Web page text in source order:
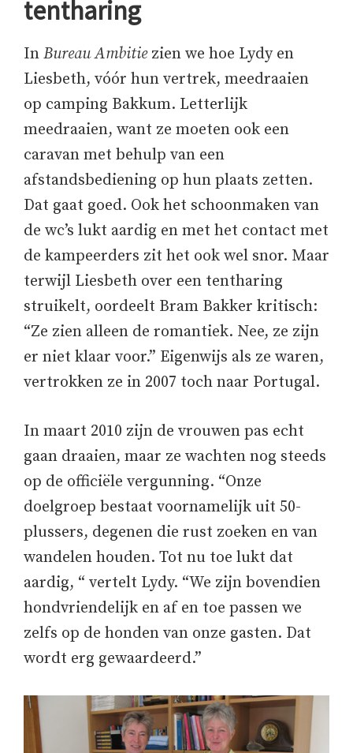
tentharing
In Bureau Ambitiezien we hoe Lydy en
Liesbeth, vóór hun vertrek, meedraaien
op camping Bakkum. Letterlijk
meedraaien, want ze moeten ook een
caravan met behulp van een
afstandsbediening op hun plaats zetten.
Dat gaat goed. Ook het schoonmaken van
de wc’s lukt aardig en met het contact met
de kampeerders zit het ook wel snor. Maar
terwijl Liesbeth over een tentharing
struikelt, oordeelt Bram Bakker kritisch:
“Ze zien alleen de romantiek. Nee, ze zijn
er niet klaar voor.” Eigenwijs als ze waren,
vertrokken ze in 2007 toch naar Portugal.
In maart 2010 zijn de vrouwen pas echt
gaan draaien, maar ze wachten nog steeds
op de officiële vergunning. “Onze
doelgroep bestaat voornamelijk uit 50-
plussers, degenen die rust zoeken en van
wandelen houden. Tot nu toe lukt dat
aardig, “ vertelt Lydy. “We zijn bovendien
hondvriendelijk en af en toe passen we
zelfs op de honden van onze gasten. Dat
wordt erg gewaardeerd.”